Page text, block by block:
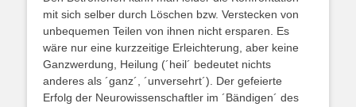
mit sich selber durch Löschen bzw. Verstecken von
unbequemen Teilen von ihnen nicht ersparen. Es
wäre nur eine kurzzeitige Erleichterung, aber keine
Ganzwerdung, Heilung (´heil´ bedeutet nichts
anderes als ´ganz´, ´unversehrt´). Der gefeierte
Erfolg der Neurowissenschaftler im ´Bändigen´ des